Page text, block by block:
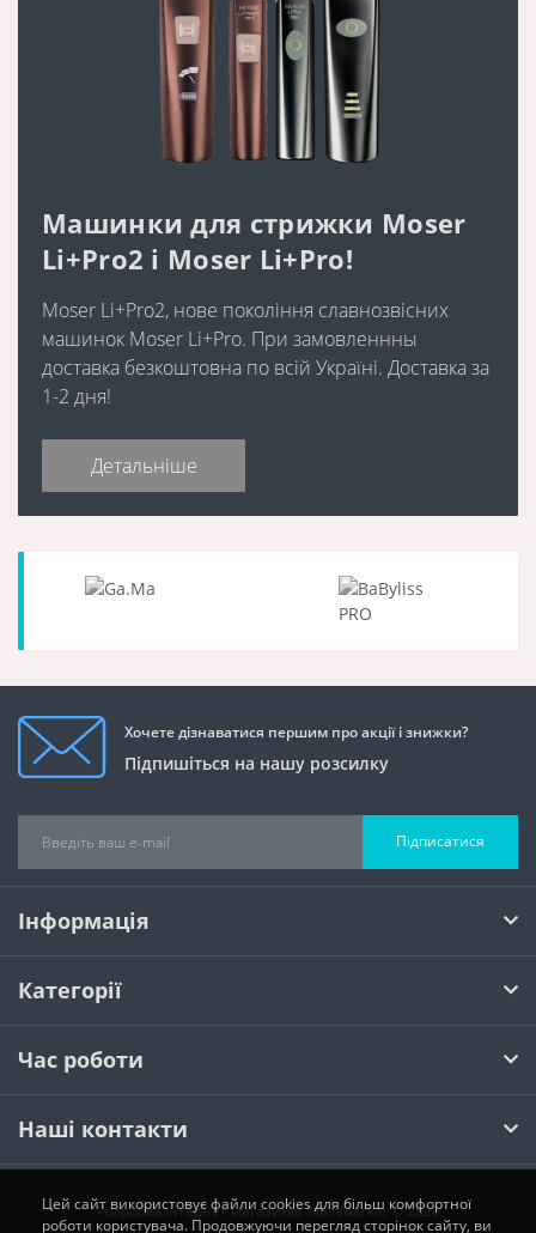
Машинки для стрижки Moser
Li+Pro2 і Moser Li+Pro!
Moser Li+Pro2, нове покоління славнозвісних
машинок Moser Li+Pro. При замовленнны
доставка безкоштовна по всій Україні. Доставка за
1-2 дня!
Детальніше
Хочете дізнаватися першим про акції і знижки?
Підпишіться на нашу розсилку
Підписатися
Інформація
Категорії
Час роботи
Наші контакти
Розробка інтернет магазинівMainMarket © 2026
Цей сайт використовує файли cookies для більш комфортної
роботи користувача. Продовжуючи перегляд сторінок сайту, ви